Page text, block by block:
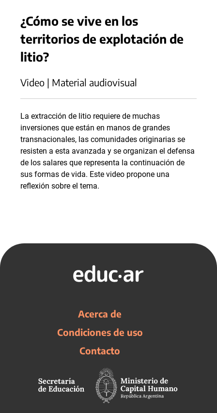
¿Cómo se vive en los
territorios de explotación de
litio?
Video | Material audiovisual
La extracción de litio requiere de muchas
inversiones que están en manos de grandes
transnacionales, las comunidades originarias se
resisten a esta avanzada y se organizan el defensa
de los salares que representa la continuación de
sus formas de vida. Este video propone una
reflexión sobre el tema.
Acerca de
Condiciones de uso
Contacto